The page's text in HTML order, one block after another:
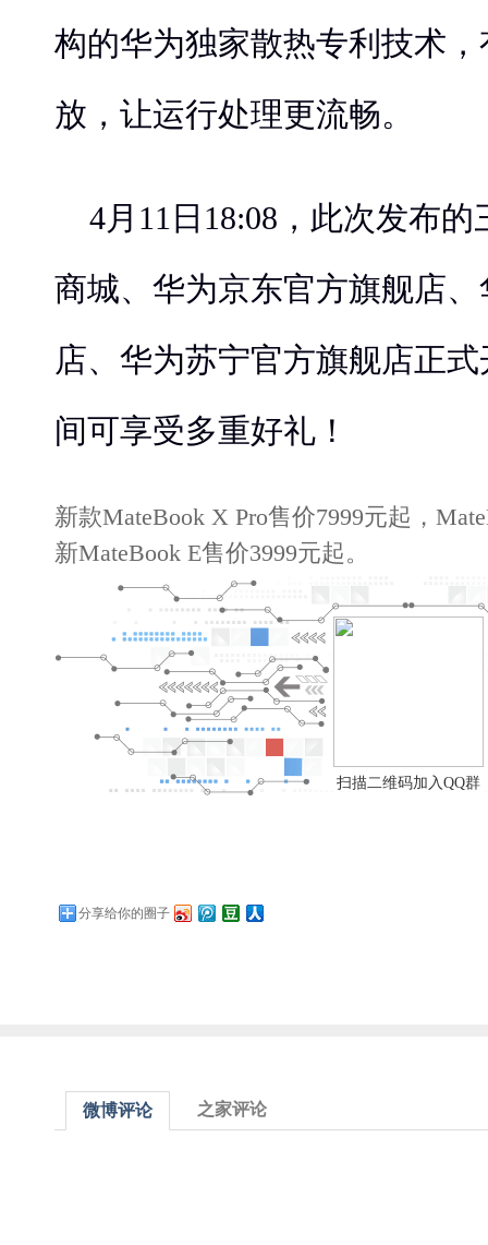
构的华为独家散热专利技术
放，让运行处理更流畅。
4月11日18:08，此次发布
商城、华为京东官方旗舰店
店、华为苏宁官方旗舰店正
间可享受多重好礼！
新款MateBook X Pro售价7999元起，
新MateBook E售价3999元起。
扫描二维码加入QQ群
分享给你的圈子
微博评论 之家评论